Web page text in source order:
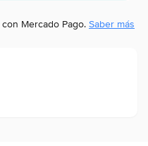
con Mercado Pago. Saber más